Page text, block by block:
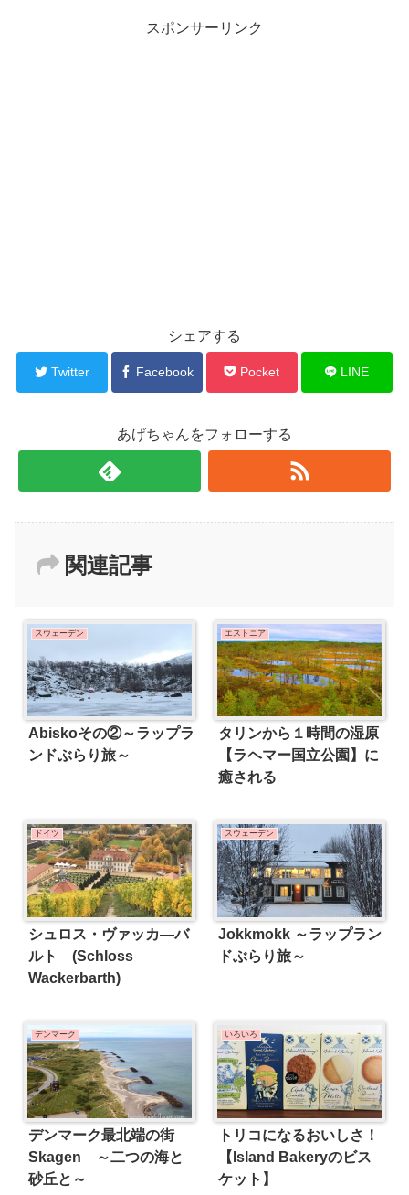
スポンサーリンク
シェアする
Twitter Facebook Pocket LINE
あげちゃんをフォローする
関連記事
スウェーデン
Abiskoその②～ラップラ
ンドぶらり旅～
エストニア
タリンから１時間の湿原
【ラヘマー国立公園】に
癒される
ドイツ
シュロス・ヴァッカ―バ
ルト (Schloss
Wackerbarth)
スウェーデン
Jokkmokk ～ラップラン
ドぶらり旅～
デンマーク
デンマーク最北端の街
Skagen ～二つの海と
砂丘と～
いろいろ
トリコになるおいしさ！
【Island Bakeryのビス
ケット】